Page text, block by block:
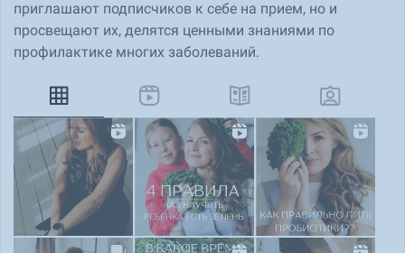
приглашают подписчиков к себе на прием, но и
просвещают их, делятся ценными знаниями по
профилактике многих заболеваний.